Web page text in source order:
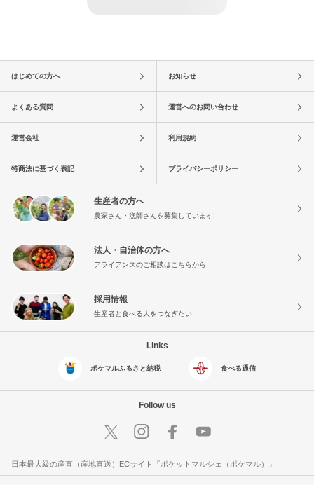
はじめての方へ お知らせ
よくある質問 運営へのお問い合わせ
運営会社 利用規約
特商法に基づく表記 プライバシーポリシー
生産者の方へ
農家さん・漁師さんを募集しています!
法人・自治体の方へ
アライアンスのご相談はこちらから
採用情報
生産者と食べる人をつなぎたい
Links
ポケマルふるさと納税 食べる通信
Follow us
日本最大級の産直（産地直送）ECサイト『ポケットマルシェ（ポケマル）』